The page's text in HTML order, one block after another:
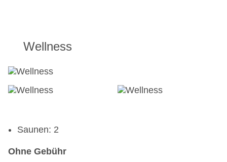
Wellness
Saunen: 2
Ohne Gebühr